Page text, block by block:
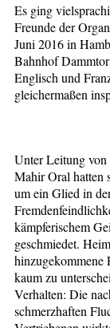
Es ging
Freunde der
Juni 2016 in
Bahnhof
Englisch und
gleichermaßen
Unter Leitung
Mahir Oral hatten
um ein Glied in
kämpferischem
geschmiedet.
hinzugekommene
kaum zu
Verhalten: Die
schmerzhaften